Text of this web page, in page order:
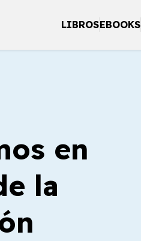
LIBROSEBOOKS
en
la